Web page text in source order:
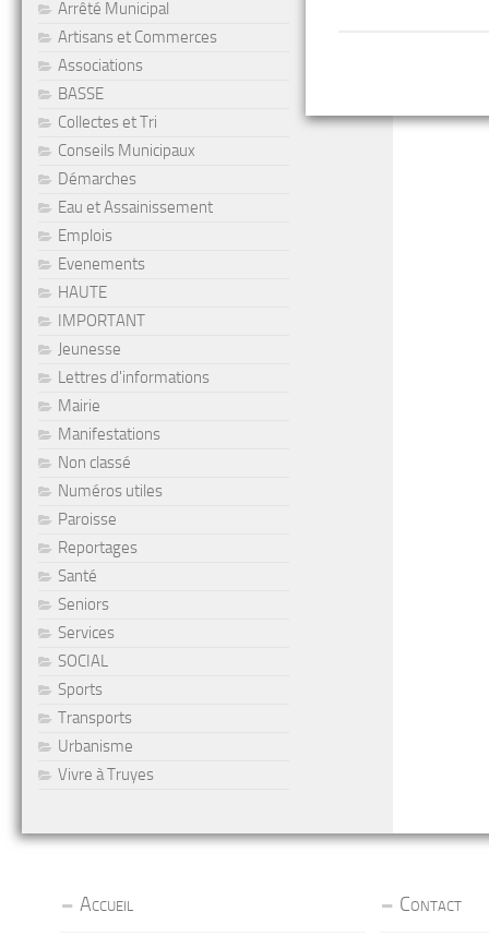
Arrêté Municipal
Artisans et Commerces
Associations
BASSE
Collectes et Tri
Conseils Municipaux
Démarches
Eau et Assainissement
Emplois
Evenements
HAUTE
IMPORTANT
Jeunesse
Lettres d'informations
Mairie
Manifestations
Non classé
Numéros utiles
Paroisse
Reportages
Santé
Seniors
Services
SOCIAL
Sports
Transports
Urbanisme
Vivre à Truyes
Accueil
Contact